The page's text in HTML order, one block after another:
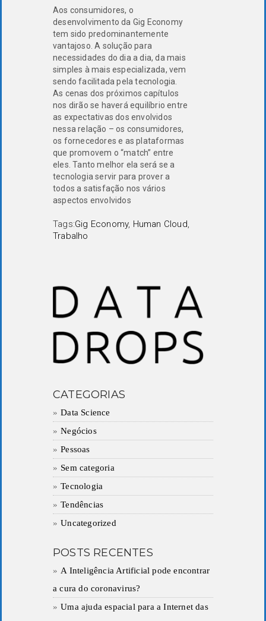
Aos consumidores, o
desenvolvimento da Gig Economy
tem sido predominantemente
vantajoso. A solução para
necessidades do dia a dia, da mais
simples à mais especializada, vem
sendo facilitada pela tecnologia.
As cenas dos próximos capítulos
nos dirão se haverá equilíbrio entre
as expectativas dos envolvidos
nessa relação – os consumidores,
os fornecedores e as plataformas
que promovem o “match” entre
eles. Tanto melhor ela será se a
tecnologia servir para prover a
todos a satisfação nos vários
aspectos envolvidos
Tags:Gig Economy, Human Cloud,
Trabalho
CATEGORIAS
Data Science
Negócios
Pessoas
Sem categoria
Tecnologia
Tendências
Uncategorized
POSTS RECENTES
A Inteligência Artificial pode encontrar
a cura do coronavirus?
Uma ajuda espacial para a Internet das